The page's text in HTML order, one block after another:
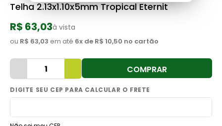
Telha 2.13x1.10x5mm Tropical Eternit
R$ 63,03à vista
ou R$ 63,03 em até 6x de R$ 10,50 no cartão
COMPRAR
6º
argamassa
7º
tinta
8º
cimento
9º
vaso sanitário
10º torneira